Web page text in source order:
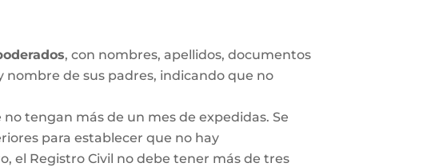
, con nombres, apellidos, documentos
de sus padres, indicando que no
tengan más de un mes de expedidas. Se
para establecer que no hay
el Registro Civil no debe tener más de tres